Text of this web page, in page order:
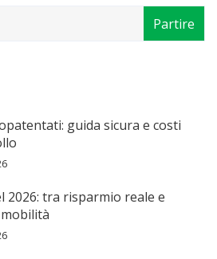
guida sicura e costi
2026: tra risparmio reale e